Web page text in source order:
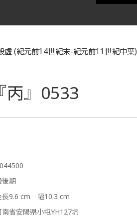
虛 (紀元前14世紀末-紀元前11世紀中葉)
丙』0533
後期
長9.6 cm 幅10.3 cm
南省安陽県小屯YH127坑